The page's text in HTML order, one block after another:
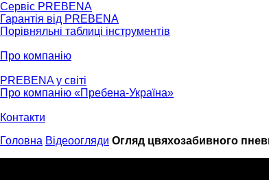
Сервіс PREBENA
Гарантія від PREBENA
Порівняльні таблиці інструментів
Про компанію
PREBENA у світі
Про компанію «Пребена-Україна»
Контакти
Головна Відеоогляди Огляд цвяхозабивного